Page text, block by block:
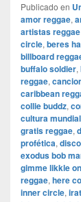
Publicado en
amor reggae,
artistas
circle, beres
billboard
buffalo soldier,
reggae,
caribbean
collie buddz,
cultura
gratis reggae,
profética,
exodus bob
gimme likkle
reggae, here
inner circle,